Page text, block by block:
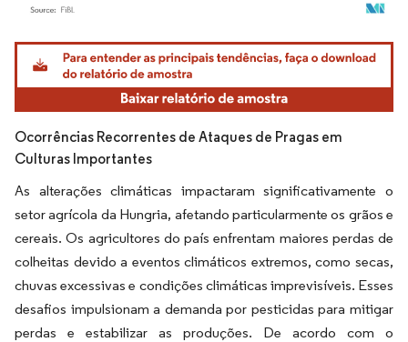
Imagem © Mordor Intelligence. O reuso requer atribuição conforme CC BY 4.0.
Ocorrências Recorrentes de Ataques de Pragas em
Culturas Importantes
As alterações climáticas impactaram significativamente o
setor agrícola da Hungria, afetando particularmente os grãos e
cereais. Os agricultores do país enfrentam maiores perdas de
colheitas devido a eventos climáticos extremos, como secas,
chuvas excessivas e condições climáticas imprevisíveis. Esses
desafios impulsionam a demanda por pesticidas para mitigar
perdas e estabilizar as produções. De acordo com o